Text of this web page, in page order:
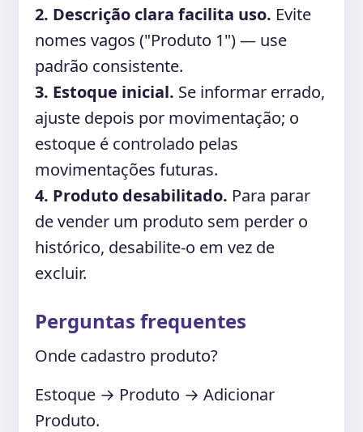
2. Descrição clara facilita uso. Evite
nomes vagos ("Produto 1") — use
padrão consistente.
3. Estoque inicial. Se informar errado,
ajuste depois por movimentação; o
estoque é controlado pelas
movimentações futuras.
4. Produto desabilitado. Para parar
de vender um produto sem perder o
histórico, desabilite-o em vez de
excluir.
Perguntas frequentes
Onde cadastro produto?
Estoque → Produto → Adicionar
Produto.